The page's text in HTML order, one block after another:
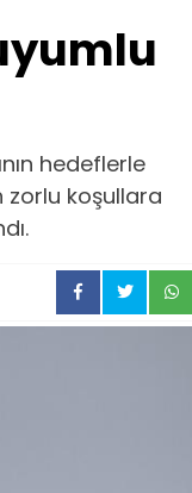
hedeflerle
zorlu koşullara